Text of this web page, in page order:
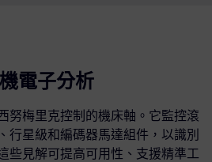
電子分析
努梅里克控制的機床軸。它監控滾
行星級和編碼器馬達組件，以識別
些見解可提高可用性、支援精準工